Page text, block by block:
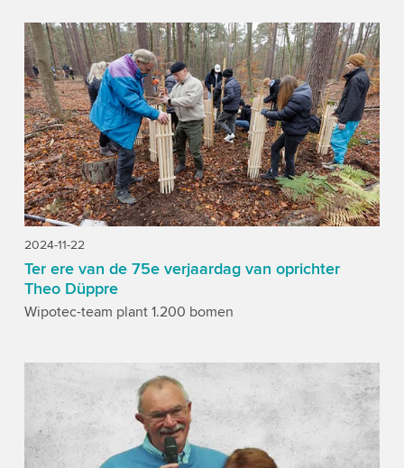
2024-11-22
Ter ere van de 75e verjaardag van oprichter
Theo Düppre
Wipotec-team plant 1.200 bomen